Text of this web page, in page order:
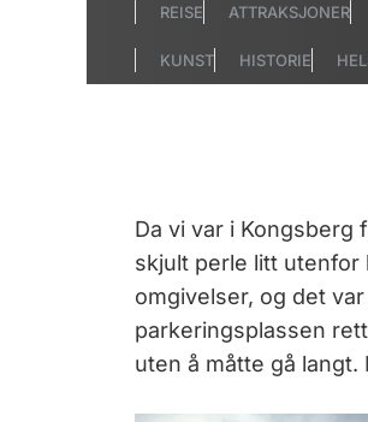
REISE ATTRAKSJONER
KUNST HISTORIE
Da vi var i Kongsberg
skjult perle litt utenfor
omgivelser, og det
parkeringsplassen
uten å måtte gå